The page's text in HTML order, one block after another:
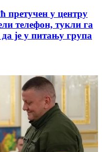
претучен у центру
телефон, тукли га
је у питању група